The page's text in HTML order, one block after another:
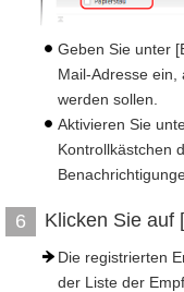
Geben Sie unter
Mail-Adresse ein,
werden sollen.
Aktivieren Sie
Kontrollkästchen
6 Klicken Sie auf
Die registrierten
der Liste der